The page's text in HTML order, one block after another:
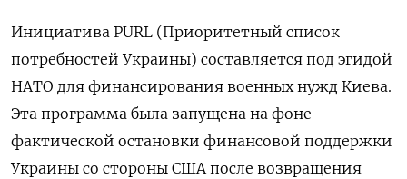
Инициатива PURL (Приоритетный список
потребностей Украины) составляется под эгидой
НАТО для финансирования военных нужд Киева.
Эта программа была запущена на фоне
фактической остановки финансовой поддержки
Украины со стороны США после возвращения